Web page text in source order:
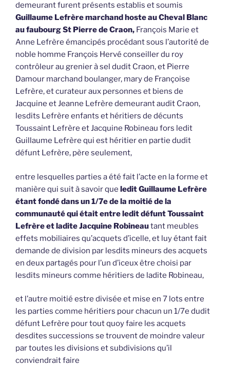
demeurant furent présents establis et soumis
Guillaume Lefrère marchand hoste au Cheval Blanc
au faubourg St Pierre de Craon, François Marie et
Anne Lefrère émancipés procédant sous l’autorité de
noble homme François Hervé conseiller du roy
contrôleur au grenier à sel dudit Craon, et Pierre
Damour marchand boulanger, mary de Françoise
Lefrère, et curateur aux personnes et biens de
Jacquine et Jeanne Lefrère demeurant audit Craon,
lesdits Lefrère enfants et héritiers de décunts
Toussaint Lefrère et Jacquine Robineau fors ledit
Guillaume Lefrère qui est héritier en partie dudit
défunt Lefrère, père seulement,
entre lesquelles parties a été fait l’acte en la forme et
manière qui suit à savoir que ledit Guillaume Lefrère
étant fondé dans un 1/7e de la moitié de la
communauté qui était entre ledit défunt Toussaint
Lefrère et ladite Jacquine Robineautant meubles
effets mobiliaires qu’acquets d’icelle, et luy étant fait
demande de division par lesdits mineurs des acquets
en deux partagés pour l’un d’iceux être choisi par
lesdits mineurs comme héritiers de ladite Robineau,
et l’autre moitié estre divisée et mise en 7 lots entre
les parties comme héritiers pour chacun un 1/7e dudit
défunt Lefrère pour tout quoy faire les acquets
desdites successions se trouvent de moindre valeur
par toutes les divisions et subdivisions qu’il
conviendrait faire